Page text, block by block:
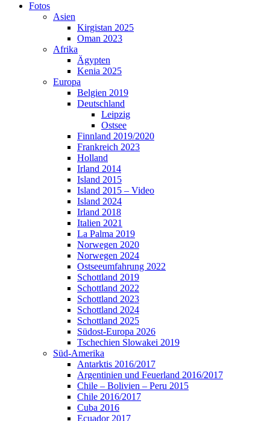
Fotos
Asien
Kirgistan 2025
Oman 2023
Afrika
Ägypten
Kenia 2025
Europa
Belgien 2019
Deutschland
Leipzig
Ostsee
Finnland 2019/2020
Frankreich 2023
Holland
Irland 2014
Island 2015
Island 2015 – Video
Island 2024
Irland 2018
Italien 2021
La Palma 2019
Norwegen 2020
Norwegen 2024
Ostseeumfahrung 2022
Schottland 2019
Schottland 2022
Schottland 2023
Schottland 2024
Schottland 2025
Südost-Europa 2026
Tschechien Slowakei 2019
Süd-Amerika
Antarktis 2016/2017
Argentinien und Feuerland 2016/2017
Chile – Bolivien – Peru 2015
Chile 2016/2017
Cuba 2016
Ecuador 2017